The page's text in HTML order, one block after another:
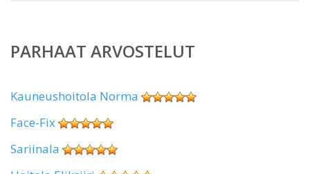
PARHAAT ARVOSTELUT
Kauneushoitola Norma
Face-Fix
Sariinala